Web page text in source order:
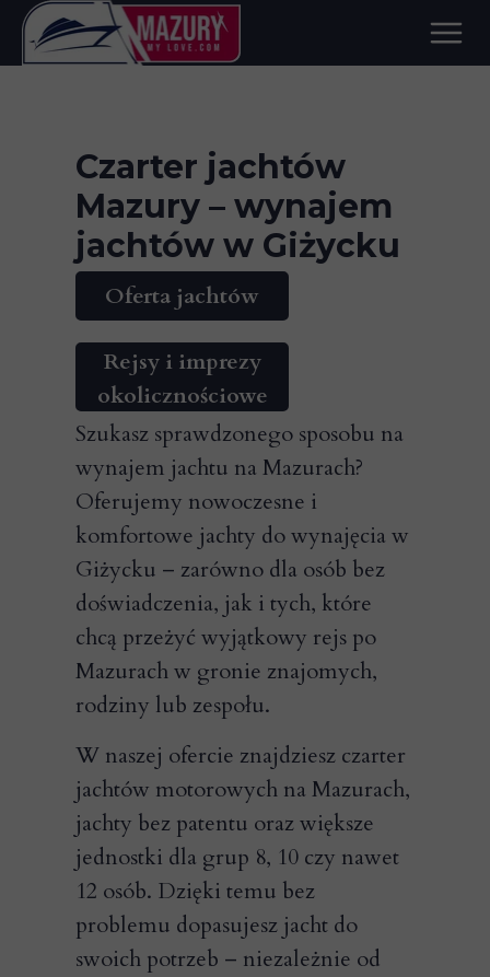
Rejsy i imprezy
okolicznościowe
Czarter jachtów
Mazury – wynajem
jachtów w Giżycku
Oferta jachtów
Szukasz sprawdzonego sposobu na
wynajem jachtu na Mazurach?
Oferujemy nowoczesne i
komfortowe jachty do wynajęcia w
Giżycku – zarówno dla osób bez
doświadczenia, jak i tych, które
chcą przeżyć wyjątkowy rejs po
Mazurach w gronie znajomych,
rodziny lub zespołu.
W naszej ofercie znajdziesz czarter
jachtów motorowych na Mazurach,
jachty bez patentu oraz większe
jednostki dla grup 8, 10 czy nawet
12 osób. Dzięki temu bez
problemu dopasujesz jacht do
swoich potrzeb – niezależnie od